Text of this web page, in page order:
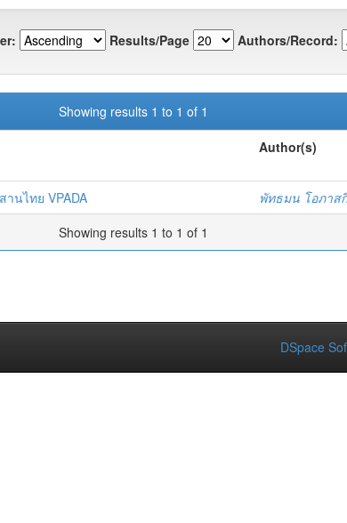
Results/Page Authors/Record:
Showing results 1 to 1 of 1
Author(s)
นไทย VPADA
พัทธมน โอภา
Showing results 1 to 1 of 1
DSpace